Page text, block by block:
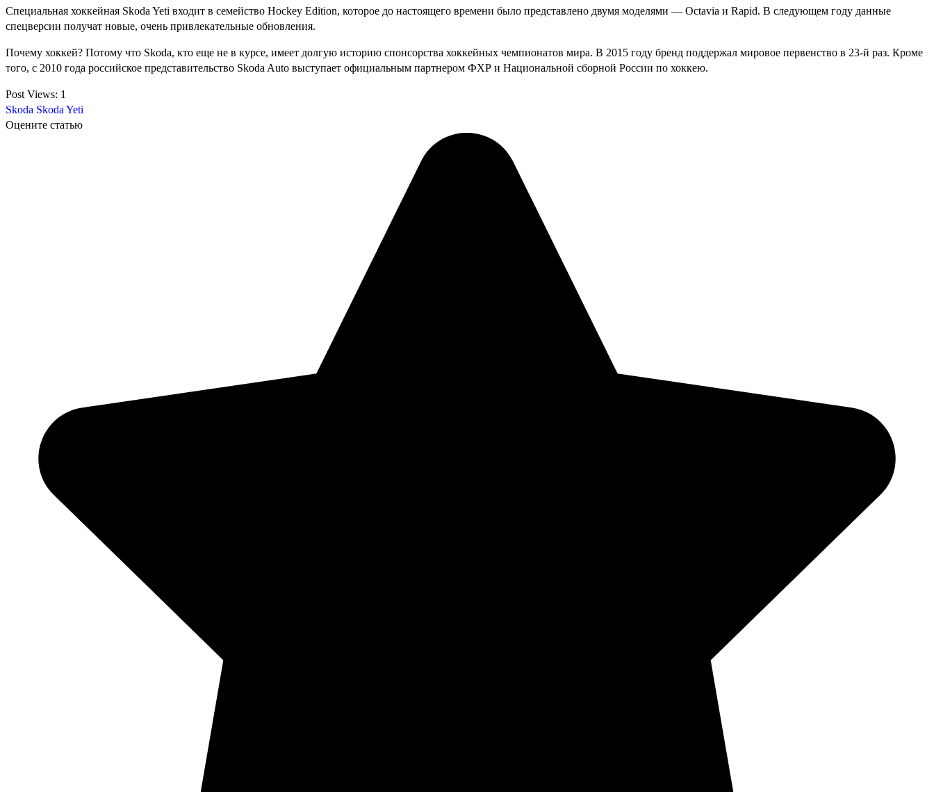
Специальная хоккейная Skoda Yeti входит в семейство Hockey Edition, которое до настоящего времени было представлено двумя моделями — Octavia и Rapid. В следующем году данные
спецверсии получат новые, очень привлекательные обновления.
Почему хоккей? Потому что Skoda, кто еще не в курсе, имеет долгую историю спонсорства хоккейных чемпионатов мира. В 2015 году бренд поддержал мировое первенство в 23-й раз. Кроме
того, с 2010 года российское представительство Skoda Auto выступает официальным партнером ФХР и Национальной сборной России по хоккею.
Post Views: 1
Skoda Skoda Yeti
Оцените статью